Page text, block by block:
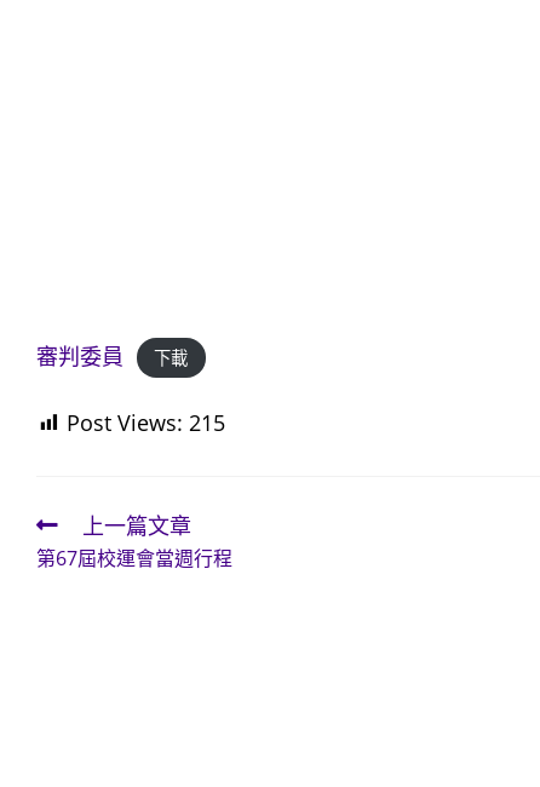
審判委員 下載
Post Views: 215
Read
more
上一篇文章
第67屆校運會當週行程